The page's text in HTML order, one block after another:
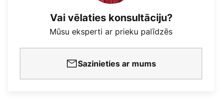
Vai vēlaties konsultāciju?
Mūsu eksperti ar prieku palīdzēs
Sazinieties ar mums